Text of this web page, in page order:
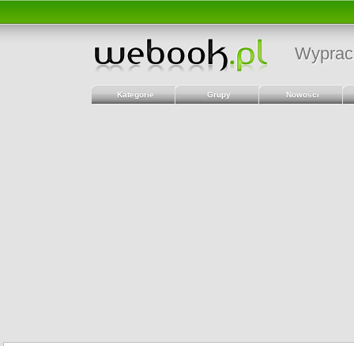
Kategorie Grupy Nowości